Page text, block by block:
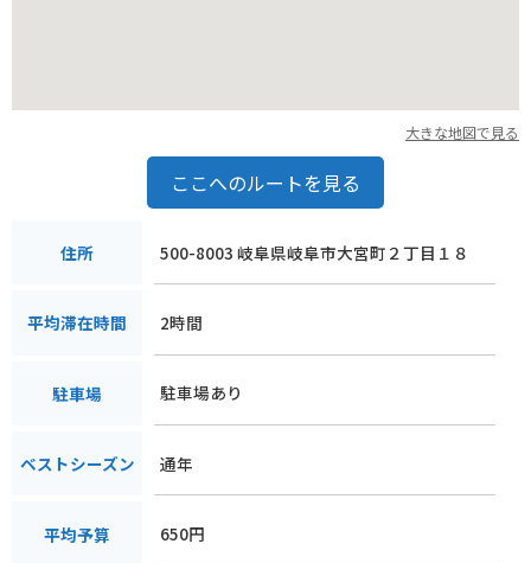
大きな地図で見る
ここへのルートを見る
住所 500-8003 岐阜県岐阜市大宮町２丁目１８
平均滞在時間 2時間
駐車場 駐車場あり
ベストシーズン 通年
平均予算 650円